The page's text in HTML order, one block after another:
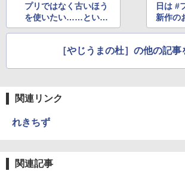
プリではなく古いほう
を使いたい……という
人におすすめのワザ
日は #
新作の
の無料
［やじうまの杜］の他の記事
関連リンク
れきちず
関連記事